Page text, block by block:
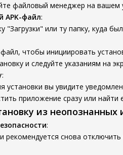
файловый менеджер на вашем
APK-файл:
"Загрузки" или ту папку, куда
чтобы инициировать
и следуйте указаниям на
:
установки вы увидите
приложение сразу или
из неопознанных
:
рекомендуется снова